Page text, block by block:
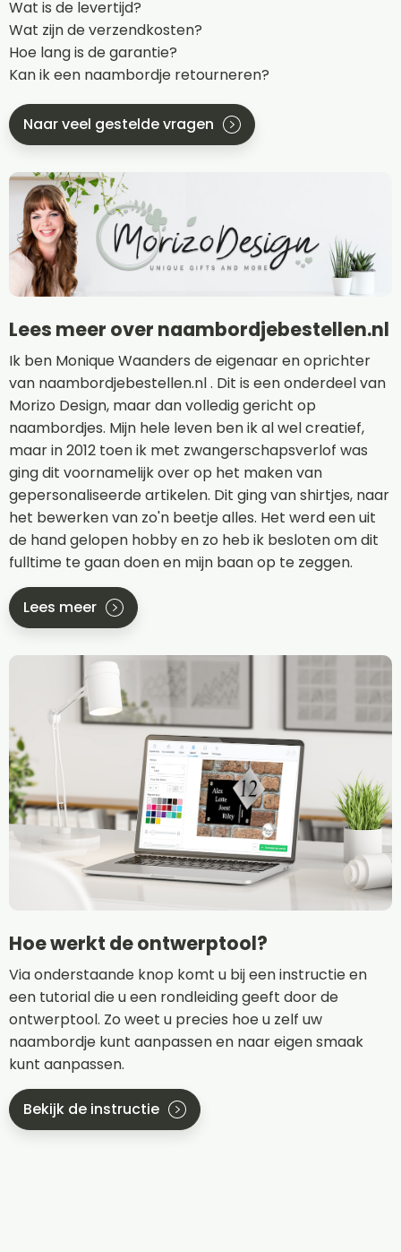
Wat is de levertijd?
Wat zijn de verzendkosten?
Hoe lang is de garantie?
Kan ik een naambordje retourneren?
Naar veel gestelde vragen
Lees meer over naambordjebestellen.nl
Ik ben Monique Waanders de eigenaar en oprichter
van naambordjebestellen.nl . Dit is een onderdeel van
Morizo Design, maar dan volledig gericht op
naambordjes. Mijn hele leven ben ik al wel creatief,
maar in 2012 toen ik met zwangerschapsverlof was
ging dit voornamelijk over op het maken van
gepersonaliseerde artikelen. Dit ging van shirtjes, naar
het bewerken van zo'n beetje alles. Het werd een uit
de hand gelopen hobby en zo heb ik besloten om dit
fulltime te gaan doen en mijn baan op te zeggen.
Lees meer
Hoe werkt de ontwerptool?
Via onderstaande knop komt u bij een instructie en
een tutorial die u een rondleiding geeft door de
ontwerptool. Zo weet u precies hoe u zelf uw
naambordje kunt aanpassen en naar eigen smaak
kunt aanpassen.
Bekijk de instructie